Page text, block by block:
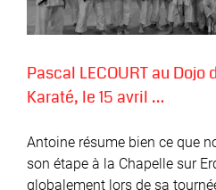
Pascal LECOURT au Dojo
Karaté, le 15 avril …
Antoine résume bien ce que
son étape à la Chapelle sur
globalement lors de sa